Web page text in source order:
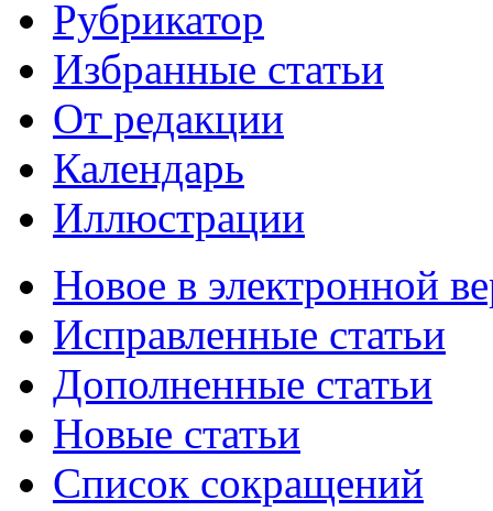
Рубрикатор
Избранные статьи
От редакции
Календарь
Иллюстрации
Новое в электронной
Исправленные статьи
Дополненные статьи
Новые статьи
Список сокращений